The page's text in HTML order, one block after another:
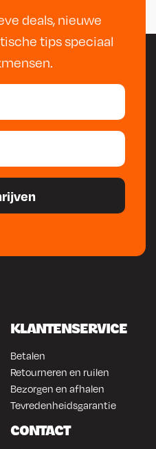
deals, nieuwe
tips speciaal
KLANTENSERVICE
Betalen
Retourneren en ruilen
Bezorgen en afhalen
Tevredenheidsgarantie
CONTACT